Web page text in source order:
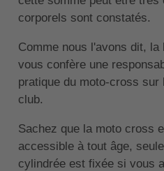
corporels sont constatés.
Comme nous l'avons dit,
vous confère une
pratique du moto-cross
club.
Sachez que la moto cross
accessible à tout âge,
cylindrée est fixée si vous